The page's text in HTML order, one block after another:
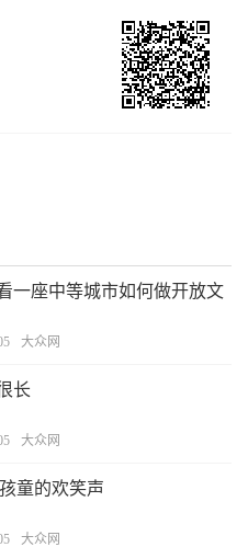
一座中等城市如何做开放文
大众网
长
大众网
童的欢笑声
大众网